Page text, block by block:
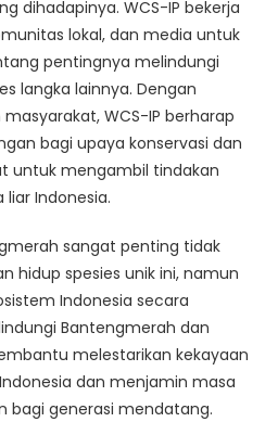
dihadapinya. WCS-IP bekerja
lokal, dan media untuk
pentingnya melindungi
langka lainnya. Dengan
WCS-IP berharap
bagi upaya konservasi dan
untuk mengambil tindakan
Indonesia.
sangat penting tidak
hidup spesies unik ini, namun
Indonesia secara
Bantengmerah dan
melestarikan kekayaan
dan menjamin masa
bagi generasi mendatang.